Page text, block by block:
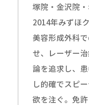
塚院・金沢院・
2014年みずほ
美容形成外科
せ、レーザー
論を追求し、
し的確でスピ
欲を注ぐ。免